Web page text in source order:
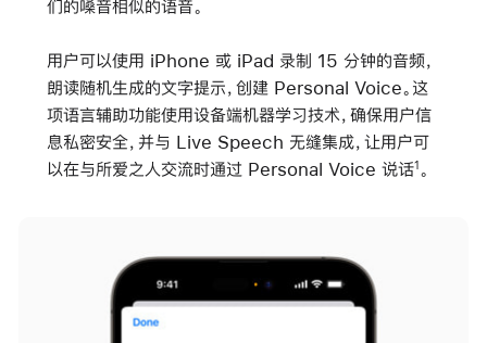
们的嗓音相似的语音。
用户可以使用 iPhone 或 iPad 录制 15 分钟的音频，
朗读随机生成的文字提示，创建 Personal Voice。这
项语言辅助功能使用设备端机器学习技术，确保用户信
息私密安全，并与 Live Speech 无缝集成，让用户可
以在与所爱之人交流时通过 Personal Voice 说话1 。